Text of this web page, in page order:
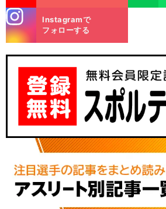
m
Instagramで
フォローする